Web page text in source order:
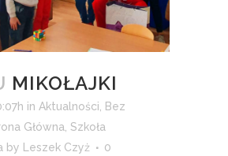
MIKOŁAJKI
in Aktualności
Bez
Główna Szkoła
by Leszek Czyż
0